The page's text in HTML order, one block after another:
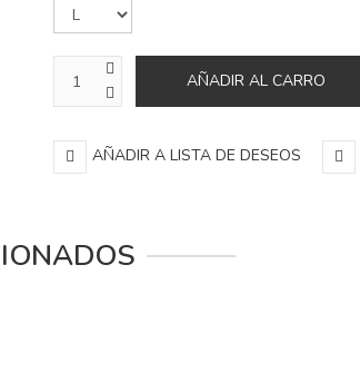
AÑADIR A LISTA DE DESEOS